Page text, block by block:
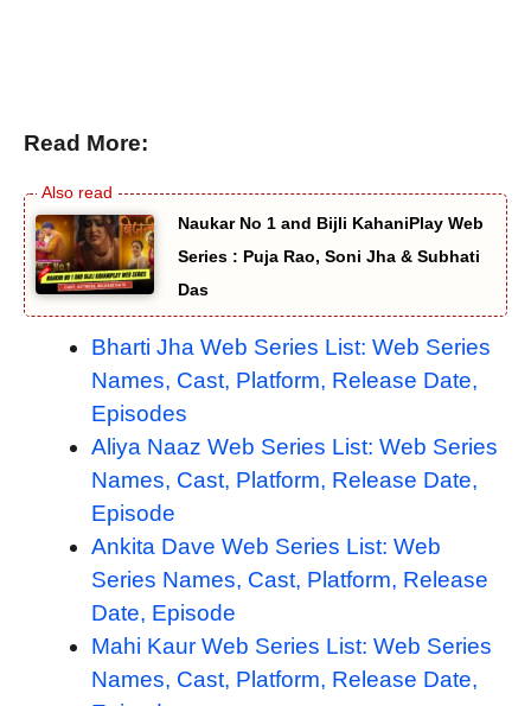
Read More:
Naukar No 1 and Bijli KahaniPlay Web
Series : Puja Rao, Soni Jha & Subhati
Das
Bharti Jha Web Series List: Web Series
Names, Cast, Platform, Release Date,
Episodes
Aliya Naaz Web Series List: Web Series
Names, Cast, Platform, Release Date,
Episode
Ankita Dave Web Series List: Web
Series Names, Cast, Platform, Release
Date, Episode
Mahi Kaur Web Series List: Web Series
Names, Cast, Platform, Release Date,